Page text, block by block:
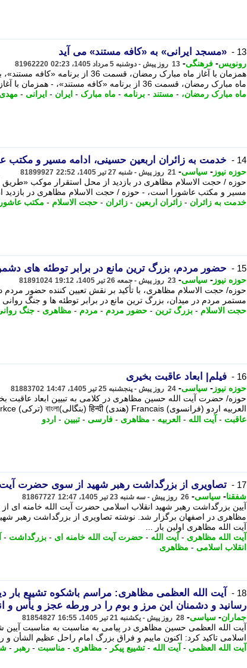
13 - «مسجد ایرانی» به «کافه مستند» می آید
رونویس- فرهنگی- 13 روز پیش - دوشنبه 5 مرداد 1405، 02:23 81962220
همزمان با آغاز ماه مبارک رمضان،
ماه مبارک رمضان، قسمت 36 از برنامه «کافه مستند»، - همزمان با آغاز ماه مبارک رمضان،
ماه مبارک رمضان، - مستند - برنامه - ماه مبارک - ایران - ایرانی -
14 - خدمت به زائران اربعین حسینی، ادامه مسیر و مکتب
حوزه نیوز - سیاسی- 21 روز پیش - شنبه 27 تیر 1405، 22:52 81899927
حوزه / حجت الاسلام مظاهری در بازدید از محل استقرار موکب «طریق
مسیر و مکتب عاشورا است، - حوزه / حجت الاسلام مظاهری در بازدید
خدمت به زائران - زائران اربعین - زائران - حجت الاسلام - مکتب عاشورا
15 - حضور مردم، بزرگ ترین مانع در برابر توطئه های
حوزه نیوز - سیاسی- 23 روز پیش - جمعه 26 تیر 1405، 19:12 81891024
حوزه/ حجت الاسلام مظاهری، با تأکید بر نقش تعیین کننده حضور
مستمر مردم در میدان، بزرگ ترین مانع در برابر توطئه ها و جنگ
حجت الاسلام - بزرگ ترین - حضور مردم - مردم - مظاهری - جنگ
16 - فیلم| ابعاد عاقبت بخیری
حوزه نیوز - سیاسی- 24 روز پیش - پنجشنبه 25 تیر 1405، 14:47 81883702
العربیه اردو (فرانسوی) Francais (هندی) हिन्दी (بنگالی)বাংলা (ترکی) Turkce (روسی) ...
عاقبت - آیت الله - العربیه - مظاهری - فارسی - تبیین - اردو
17 - تصاویری از بزرگداشت رهبر شهید از سوی حضرت آیت
شفقنا- سیاسی- 26 روز پیش - سه شنبه 23 تیر 1405، 12:47 81867727
آیین بزرگداشت رهبر شهید انقلاب اسلامی حضرت آیت الله خامنه ای
مظاهری در اصفهان برگزار شد. نوشته تصاویری از بزرگداشت رهبر
آیت الله مظاهری اولین بار ...
آیت الله مظاهری - آیت الله - حضرت آیت الله خامنه ای - بزرگداشت -
انقلاب اسلامی - مظاهری
18 -
آیت الله العظمی مظاهری: مراسم باشکوه تشییع بار
رسانید و دشمنان این مرز و بوم را در ورطه عجز و یأس و
جماران- سیاسی- 28 روز پیش - یکشنبه 21 تیر 1405، 16:55 81854827
آیت الله العظمی حسین مظاهری در پیامی به مناسبت به مناسبت آیین
اسلامی تاکید کرد: اکنون ماییم و فراق بزرگ امام راحل عظیم الشأن و
آیت الله العظمی - آیت الله - تشییع پیکر - مظاهری - مناسبت - رهبر -